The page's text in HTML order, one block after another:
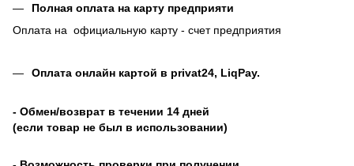
Полная оплата на карту предприяти
Оплата на официальную карту - счет предприятия
Оплата онлайн картой в privat24, LiqPay.
- Обмен/возврат в течении 14 дней
(если товар не был в использовании)